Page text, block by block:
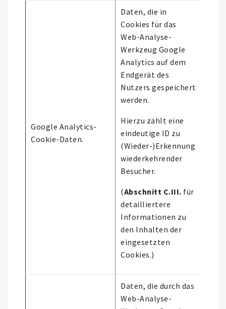
Google Analytics-
Cookie-Daten.
Daten, die in
Cookies für das
Web-Analyse-
Werkzeug Google
Analytics auf dem
Endgerät des
Nutzers gespeichert
werden.
Hierzu zählt eine
eindeutige ID zu
(Wieder-)Erkennung
wiederkehrender
Besucher.
(Abschnitt C.III. für
detailliertere
Informationen zu
den Inhalten der
eingesetzten
Cookies.)
Daten, die durch das
Web-Analyse-